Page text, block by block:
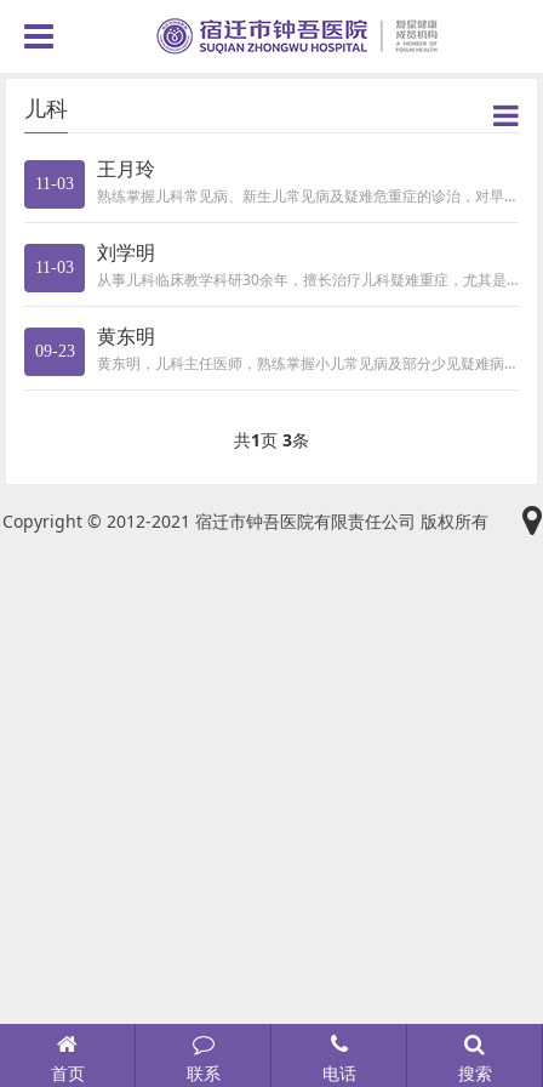
儿科
11-03
王月玲
熟练掌握儿科常见病、新生儿常见病及疑难危重症的诊治，对早产儿呼吸窘迫综合症、新生儿坏死性小肠结肠炎、婴幼儿喘息、小儿腹泻...
11-03
刘学明
从事儿科临床教学科研30余年，擅长治疗儿科疑难重症，尤其是新生儿疾病、小儿呼吸系统疾病、腹泻病、各种脑炎、肾炎肾病等的诊...
09-23
黄东明
黄东明，儿科主任医师，熟练掌握小儿常见病及部分少见疑难病和危重病的诊治。擅长小儿反复咳喘、腹泻及营养、发育不良疾病；小儿...
共1页 3条
Copyright © 2012-2021 宿迁市钟吾医院有限责任公司 版权所有
首页 联系 电话 搜索